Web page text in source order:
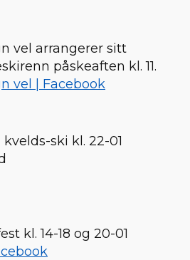
vel arrangerer sitt
påskeaften kl. 11.
vel | Facebook
kvelds-ski kl. 22-01
kl. 14-18 og 20-01